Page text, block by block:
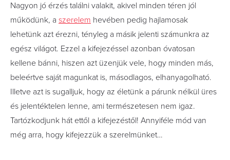
Nagyon jó érzés találni valakit, akivel minden téren jól
működünk, a szerelem hevében pedig hajlamosak
lehetünk azt érezni, tényleg a másik jelenti számunkra az
egész világot. Ezzel a kifejezéssel azonban óvatosan
kellene bánni, hiszen azt üzenjük vele, hogy minden más,
beleértve saját magunkat is, másodlagos, elhanyagolható.
Illetve azt is sugalljuk, hogy az életünk a párunk nélkül üres
és jelentéktelen lenne, ami természetesen nem igaz.
Tartózkodjunk hát ettől a kifejezéstől! Annyiféle mód van
még arra, hogy kifejezzük a szerelmünket…